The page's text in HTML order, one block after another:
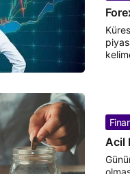
Acil